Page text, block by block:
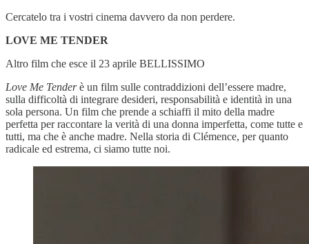
Cercatelo tra i vostri cinema davvero da non perdere.
LOVE ME TENDER
Altro film che esce il 23 aprile BELLISSIMO
Love Me Tenderè un film sulle contraddizioni dell’essere madre,
sulla difficoltà di integrare desideri, responsabilità e identità in una
sola persona. Un film che prende a schiaffi il mito della madre
perfetta per raccontare la verità di una donna imperfetta, come tutte e
tutti, ma che è anche madre. Nella storia di Clémence, per quanto
radicale ed estrema, ci siamo tutte noi.